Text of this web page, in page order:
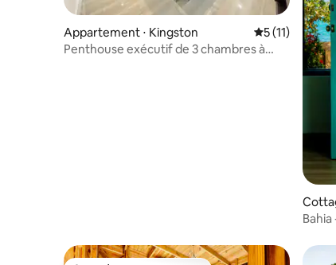
Appartement ⋅ Kingston Évaluation
5 (11)
Penthouse exécutif de 3 chambres à